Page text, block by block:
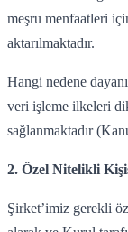
meşru menfaatleri
aktarılmaktadır.
Hangi nedene
veri işleme ilkeleri
sağlanmaktadır
2. Özel Nitelikli
Şirket’imiz gerekli